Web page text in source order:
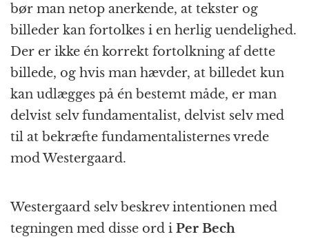
bør man netop anerkende, at tekster og
billeder kan fortolkes i en herlig uendelighed.
Der er ikke én korrekt fortolkning af dette
billede, og hvis man hævder, at billedet kun
kan udlægges på én bestemt måde, er man
delvist selv fundamentalist, delvist selv med
til at bekræfte fundamentalisternes vrede
mod Westergaard.
Westergaard selv beskrev intentionen med
tegningen med disse ord i Per Bech